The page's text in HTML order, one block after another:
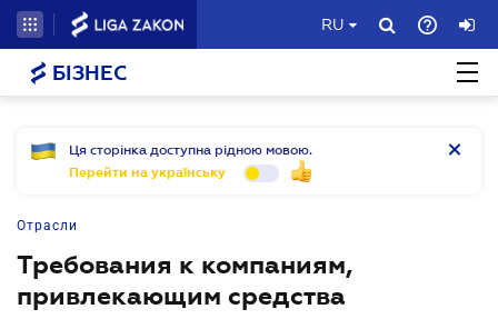
RU
БІЗНЕС
Ця сторінка доступна рідною мовою.
Перейти на українську
Отрасли
Требования к компаниям,
привлекающим средства